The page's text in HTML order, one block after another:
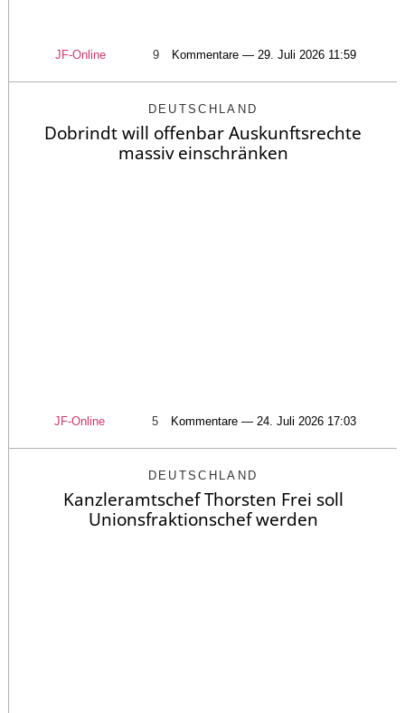
JF-Online 9 Kommentare — 29. Juli 2026 11:59
DEUTSCHLAND
Dobrindt will offenbar Auskunftsrechte
massiv einschränken
JF-Online 5 Kommentare — 24. Juli 2026 17:03
DEUTSCHLAND
Kanzleramtschef Thorsten Frei soll
Unionsfraktionschef werden